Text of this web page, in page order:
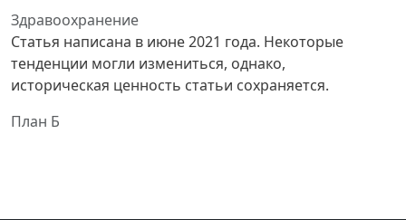
Здравоохранение
Статья написана в июне 2021 года. Некоторые
тенденции могли измениться, однако,
историческая ценность статьи сохраняется.
План Б